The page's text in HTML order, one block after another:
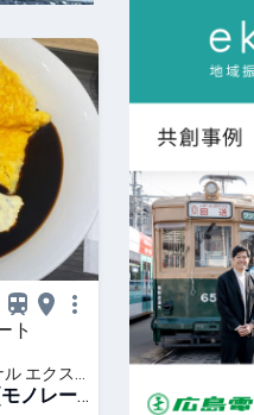
ト
エクス
ノレー